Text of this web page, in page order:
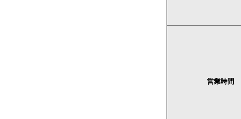
営業時間